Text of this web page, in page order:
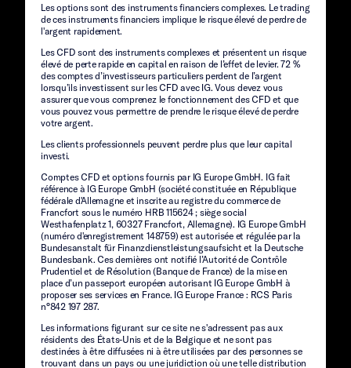
Les options sont des instruments financiers complexes. Le trading
de ces instruments financiers implique le risque élevé de perdre de
l'argent rapidement.
Les CFD sont des instruments complexes et présentent un risque
élevé de perte rapide en capital en raison de l’effet de levier. 72 %
des comptes d’investisseurs particuliers perdent de l’argent
lorsqu’ils investissent sur les CFD avec IG. Vous devez vous
assurer que vous comprenez le fonctionnement des CFD et que
vous pouvez vous permettre de prendre le risque élevé de perdre
votre argent.
Les clients professionnels peuvent perdre plus que leur capital
investi.
Comptes CFD et options fournis par IG Europe GmbH. IG fait
référence à IG Europe GmbH (société constituée en République
fédérale d'Allemagne et inscrite au registre du commerce de
Francfort sous le numéro HRB 115624 ; siège social
Westhafenplatz 1, 60327 Francfort, Allemagne). IG Europe GmbH
(numéro d'enregistrement 148759) est autorisée et régulée par la
Bundesanstalt für Finanzdienstleistungsaufsicht et la Deutsche
Bundesbank. Ces dernières ont notifié l’Autorité de Contrôle
Prudentiel et de Résolution (Banque de France) de la mise en
place d’un passeport européen autorisant IG Europe GmbH à
proposer ses services en France. IG Europe France : RCS Paris
n°842 197 287.
Les informations figurant sur ce site ne s'adressent pas aux
résidents des États-Unis et de la Belgique et ne sont pas
destinées à être diffusées ni à être utilisées par des personnes se
trouvant dans un pays ou une juridiction où une telle distribution